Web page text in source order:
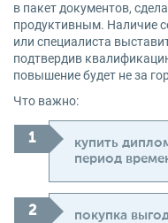
в пакет документов,
продуктивным. Наличие
или специалиста
подтвердив
повышение будет не за
Что важно:
купить
период
покупка